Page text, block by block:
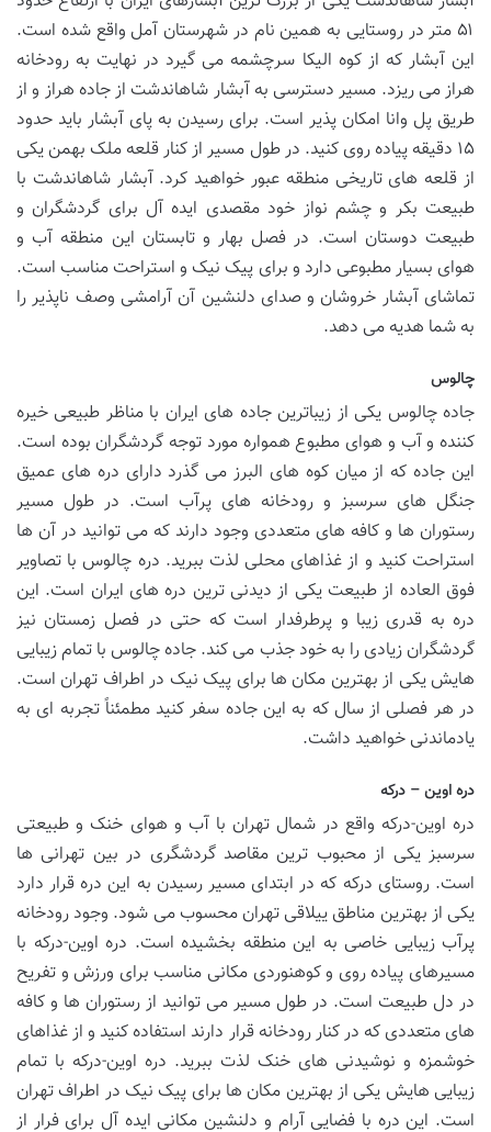
۵۱ متر در روستایی به همین نام در شهرستان آمل واقع شده است.
این آبشار که از کوه الیکا سرچشمه می گیرد در نهایت به رودخانه
هراز می ریزد. مسیر دسترسی به آبشار شاهاندشت از جاده هراز و از
طریق پل وانا امکان پذیر است. برای رسیدن به پای آبشار باید حدود
۱۵ دقیقه پیاده روی کنید. در طول مسیر از کنار قلعه ملک بهمن یکی
از قلعه های تاریخی منطقه عبور خواهید کرد. آبشار شاهاندشت با
طبیعت بکر و چشم نواز خود مقصدی ایده آل برای گردشگران و
طبیعت دوستان است. در فصل بهار و تابستان این منطقه آب و
هوای بسیار مطبوعی دارد و برای پیک نیک و استراحت مناسب است.
تماشای آبشار خروشان و صدای دلنشین آن آرامشی وصف ناپذیر را
به شما هدیه می دهد.
چالوس
جاده چالوس یکی از زیباترین جاده های ایران با مناظر طبیعی خیره
کننده و آب و هوای مطبوع همواره مورد توجه گردشگران بوده است.
این جاده که از میان کوه های البرز می گذرد دارای دره های عمیق
جنگل های سرسبز و رودخانه های پرآب است. در طول مسیر
رستوران ها و کافه های متعددی وجود دارند که می توانید در آن ها
استراحت کنید و از غذاهای محلی لذت ببرید. دره چالوس با تصاویر
فوق العاده از طبیعت یکی از دیدنی ترین دره های ایران است. این
دره به قدری زیبا و پرطرفدار است که حتی در فصل زمستان نیز
گردشگران زیادی را به خود جذب می کند. جاده چالوس با تمام زیبایی
هایش یکی از بهترین مکان ها برای پیک نیک در اطراف تهران است.
در هر فصلی از سال که به این جاده سفر کنید مطمئناً تجربه ای به
یادماندنی خواهید داشت.
دره اوین – درکه
دره اوین-درکه واقع در شمال تهران با آب و هوای خنک و طبیعتی
سرسبز یکی از محبوب ترین مقاصد گردشگری در بین تهرانی ها
است. روستای درکه که در ابتدای مسیر رسیدن به این دره قرار دارد
یکی از بهترین مناطق ییلاقی تهران محسوب می شود. وجود رودخانه
پرآب زیبایی خاصی به این منطقه بخشیده است. دره اوین-درکه با
مسیرهای پیاده روی و کوهنوردی مکانی مناسب برای ورزش و تفریح
در دل طبیعت است. در طول مسیر می توانید از رستوران ها و کافه
های متعددی که در کنار رودخانه قرار دارند استفاده کنید و از غذاهای
خوشمزه و نوشیدنی های خنک لذت ببرید. دره اوین-درکه با تمام
زیبایی هایش یکی از بهترین مکان ها برای پیک نیک در اطراف تهران
است. این دره با فضایی آرام و دلنشین مکانی ایده آل برای فرار از